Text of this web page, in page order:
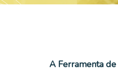
A Ferramenta de